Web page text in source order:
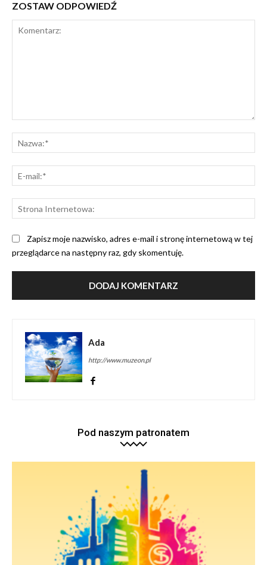
ZOSTAW ODPOWIEDŹ
Zapisz moje nazwisko, adres e-mail i stronę internetową w tej
przeglądarce na następny raz, gdy skomentuję.
Ada
http://www.muzeon.pl
Pod naszym patronatem